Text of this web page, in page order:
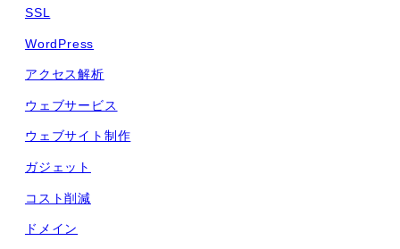
SSL
WordPress
アクセス解析
ウェブサービス
ウェブサイト制作
ガジェット
コスト削減
ドメイン